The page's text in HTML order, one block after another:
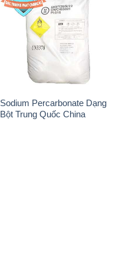
Sodium Percarbonate Dạng
Bột Trung Quốc China